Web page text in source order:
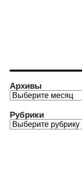
Архивы
Архивы
Рубрики
Рубрики